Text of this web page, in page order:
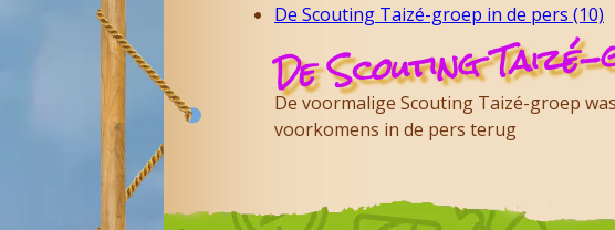
De Scouting Taizé-groep in de pers (10)
De Scouting
De voormalige Scouting Taizé-groep
voorkomens in de pers terug